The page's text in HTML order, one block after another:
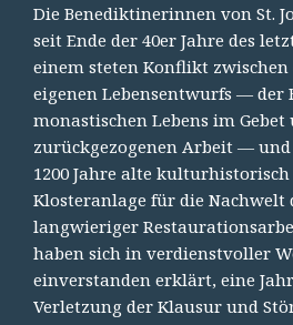
Die Benediktinerinnen von St.
seit Ende der 40er Jahre des
einem steten Konflikt zwischen
eigenen Lebensentwurfs — der
monastischen Lebens im
zurückgezogenen Arbeit — und
1200 Jahre alte kulturhistorisch
Klosteranlage für die Nachwelt
langwieriger
haben sich in verdienstvoller
einverstanden erklärt, eine
Verletzung der Klausur und